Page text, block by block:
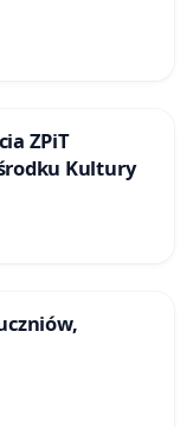
ZPiT
Kultury